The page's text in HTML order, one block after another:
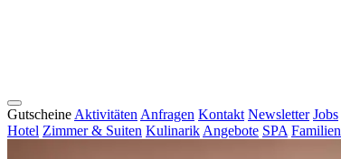
Gutscheine Aktivitäten Anfragen Kontakt Newsletter Jobs
Hotel Zimmer & Suiten Kulinarik Angebote SPA Familien